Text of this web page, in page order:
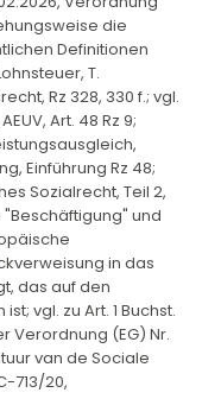
die
Definitionen
T.
Rz 328, 330 f.; vgl.
Art. 48 Rz 9;
Einführung Rz 48;
Sozialrecht, Teil 2,
"Beschäftigung" und
in das
das auf den
vgl. zu Art. 1 Buchst.
Verordnung (EG) Nr.
van de Sociale
713/20,